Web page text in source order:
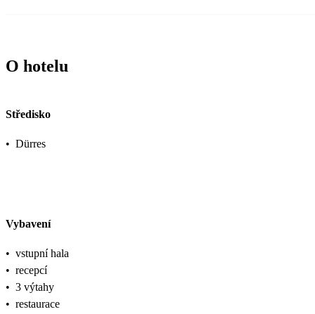
O hotelu
Středisko
• Dürres
Vybavení
• vstupní hala
• recepcí
• 3 výtahy
• restaurace